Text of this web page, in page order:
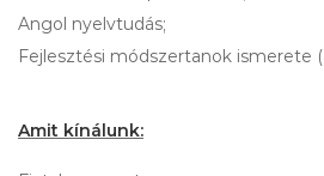
Angol nyelvtudás;
Fejlesztési módszertanok ismerete
Amit kínálunk: